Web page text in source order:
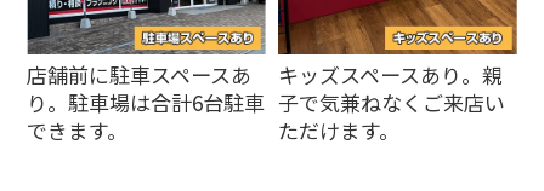
店舗前に駐車スペースあ
り。駐車場は合計6台駐車
できます。
キッズスペースあり。親
子で気兼ねなくご来店い
ただけます。